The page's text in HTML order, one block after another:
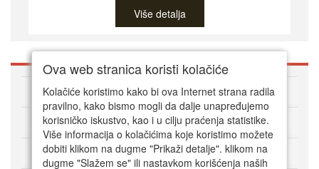
Više detalja
O DVD Zoni
Kako kupovati online
Korisnički servis
Ova web stranica koristi kolačiće
Kolačiće koristimo kako bi ova Internet strana radila
pravilno, kako bismo mogli da dalje unapređujemo
korisničko iskustvo, kao i u cilju praćenja statistike.
Više informacija o kolačićima koje koristimo možete
dobiti klikom na dugme "Prikaži detalje". klikom na
dugme "Slažem se" ili nastavkom korišćenja naših